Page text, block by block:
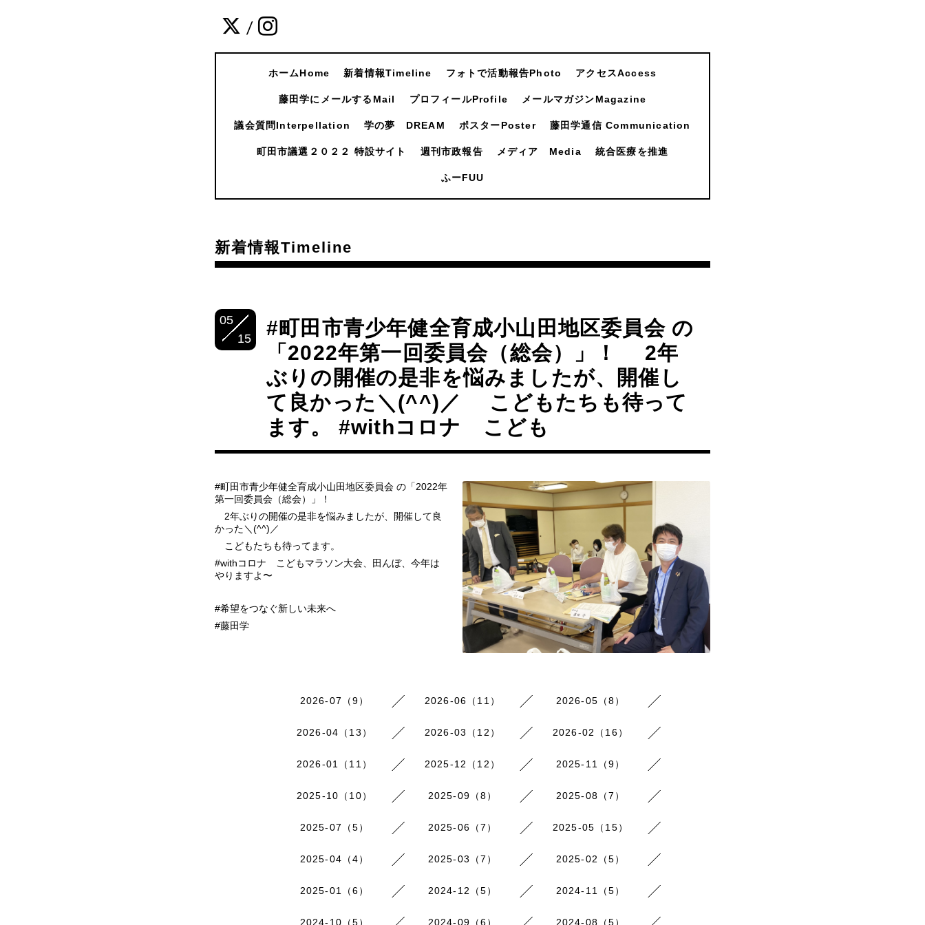
/
ホームHome 新着情報Timeline フォトで活動報告Photo アクセスAccess
藤田学にメールするMail プロフィールProfile メールマガジンMagazine
議会質問Interpellation 学の夢 DREAM ポスターPoster 藤田学通信 Communication
町田市議選２０２２ 特設サイト 週刊市政報告 メディア Media 統合医療を推進
ふーFUU
新着情報Timeline
05
15
#町田市青少年健全育成小山田地区委員会 の
「2022年第一回委員会（総会）」！ 2年
ぶりの開催の是非を悩みましたが、開催し
て良かった＼(^^)／ こどもたちも待って
ます。 #withコロナ こども
#町田市青少年健全育成小山田地区委員会 の「2022年
第一回委員会（総会）」！
2年ぶりの開催の是非を悩みましたが、開催して良
かった＼(^^)／
こどもたちも待ってます。
#withコロナ こどもマラソン大会、田んぼ、今年は
やりますよ〜
#希望をつなぐ新しい未来へ
#藤田学
2026-07（9） 2026-06（11） 2026-05（8）
2026-04（13） 2026-03（12） 2026-02（16）
2026-01（11） 2025-12（12） 2025-11（9）
2025-10（10） 2025-09（8） 2025-08（7）
2025-07（5） 2025-06（7） 2025-05（15）
2025-04（4） 2025-03（7） 2025-02（5）
2025-01（6） 2024-12（5） 2024-11（5）
2024-10（5） 2024-09（6） 2024-08（5）